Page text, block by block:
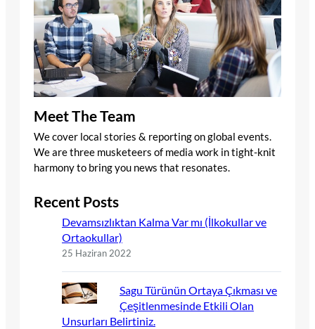
Meet The Team
We cover local stories & reporting on global events.
We are three musketeers of media work in tight-knit
harmony to bring you news that resonates.
Recent Posts
Devamsızlıktan Kalma Var mı (İlkokullar ve
Ortaokullar)
25 Haziran 2022
Sagu Türünün Ortaya Çıkması ve
Çeşitlenmesinde Etkili Olan
Unsurları Belirtiniz.